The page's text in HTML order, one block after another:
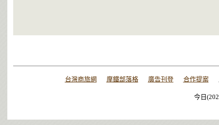
台灣商旅網 摩鐵部落格 廣告刊登 合作提案
今日